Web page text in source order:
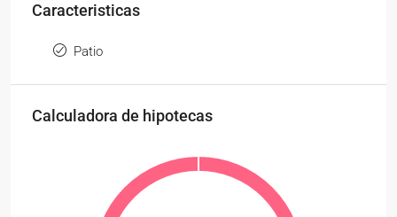
Caracteristicas
Patio
Calculadora de hipotecas